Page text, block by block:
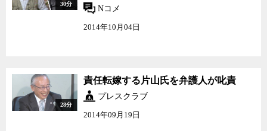
30分
Nコメ
2014年10月04日
28分
責任転嫁する片山氏を弁護人が叱責
プレスクラブ
2014年09月19日